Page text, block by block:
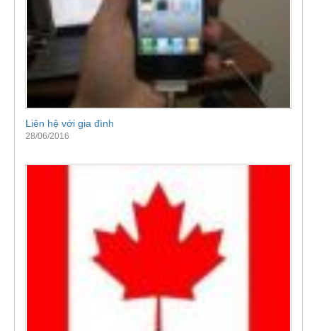
Liên hệ với gia đình
28/06/2016